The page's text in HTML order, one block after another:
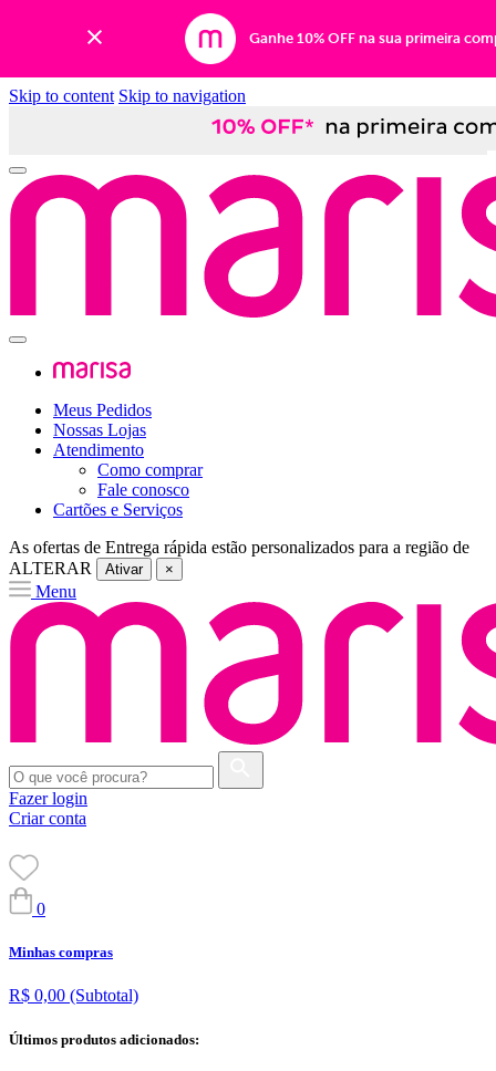
Ganhe 10% OFF na sua primeira
Skip to content Skip to navigation
Meus Pedidos
Nossas Lojas
Atendimento
Como comprar
Fale conosco
Cartões e Serviços
As ofertas de Entrega rápida estão personalizados para a região de
ALTERAR
Ativar ×
Menu
Fazer login
Criar conta
0
Minhas compras
R$ 0,00 (Subtotal)
Últimos produtos adicionados: